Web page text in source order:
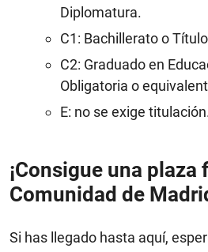
Diplomatura.
C1: Bachillerato o
C2: Graduado en
Obligatoria o
E: no se exige
¡Consigue una plaza
Comunidad de
Si has llegado hasta aquí,